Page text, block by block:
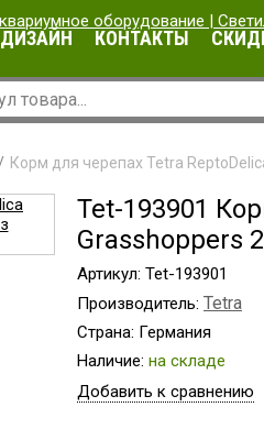
ДИЗАЙН КОНТАКТЫ
Корм для черепах Tetra
Tet-193901
Grasshoppers
Артикул: Tet-193901
Производитель: Tetra
Страна: Германия
Наличие: на складе
Добавить к сравнению